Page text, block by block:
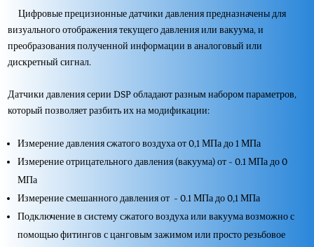
Цифровые прецизионные датчики давления предназначены для
визуального отображения текущего давления или вакуума, и
преобразования полученной информации в аналоговый или
дискретный сигнал.
Датчики давления серии DSP обладают разным набором параметров,
который позволяет разбить их на модификации:
Измерение давления сжатого воздуха от 0,1 МПа до 1 МПа
Измерение отрицательного давления (вакуума) от - 0.1 МПа до 0
МПа
Измерение смешанного давления от - 0.1 МПа до 0,1 МПа
Подключение в систему сжатого воздуха или вакуума возможно с
помощью фитингов с цанговым зажимом или просто резьбовое